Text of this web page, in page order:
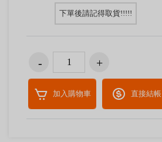
下單後請記得取貨!!!!!
加入購物車 直接結帳